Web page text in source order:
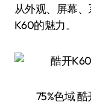
从外观、屏幕
K60的魅力。
75%色域